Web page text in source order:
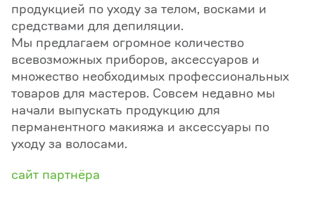
продукцией по уходу за телом, восками и
средствами для депиляции.
Мы предлагаем огромное количество
всевозможных приборов, аксессуаров и
множество необходимых профессиональных
товаров для мастеров. Совсем недавно мы
начали выпускать продукцию для
перманентного макияжа и аксессуары по
уходу за волосами.
сайт партнёра